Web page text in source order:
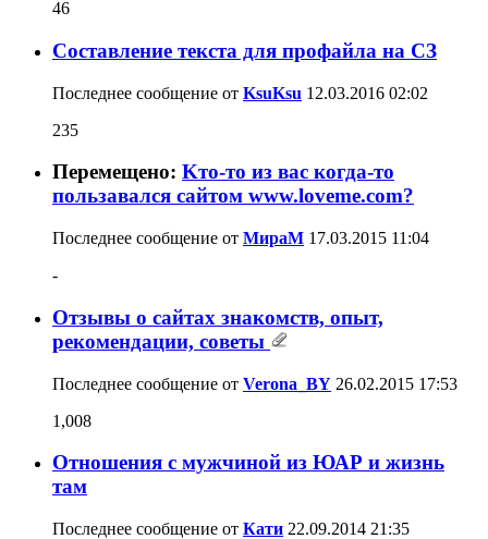
46
Составление текста для профайла на СЗ
Последнее сообщение от KsuKsu 12.03.2016 02:02
235
Перемещено: Kто-то из вас когда-то
пользавался сайтом www.loveme.com?
Последнее сообщение от МираМ 17.03.2015 11:04
-
Отзывы о сайтах знакомств, опыт,
рекомендации, советы
Последнее сообщение от Verona_BY 26.02.2015 17:53
1,008
Отношения с мужчиной из ЮАР и жизнь
там
Последнее сообщение от Кати 22.09.2014 21:35